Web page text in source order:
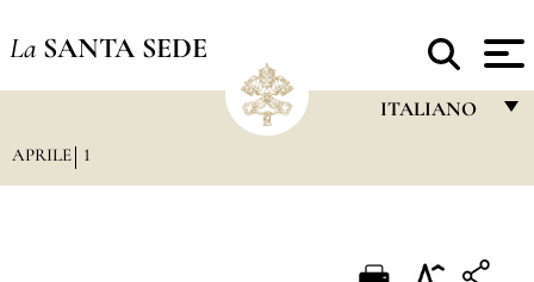
La SANTA SEDE
ITALIANO
APRILE 1